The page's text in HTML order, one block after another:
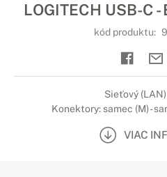
LOGITECH USB-C
kód produktu:
Sieťový
Konektory: samec (M) -
VIAC